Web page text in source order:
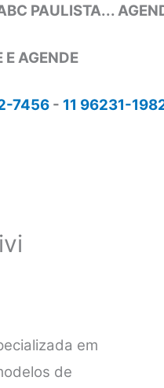
PAULISTA...
E AGENDE
7456- 11 96231-
em
de